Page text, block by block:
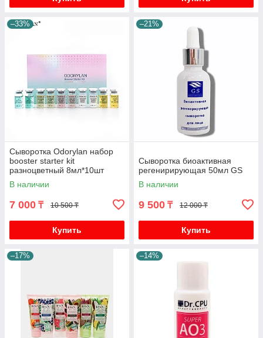
–33%
Сыворотка Odorylan набор
booster starter kit
разноцветный 8мл*10шт
В наличии
7 000 ₸ 10 500 ₸
Купить
–21%
Сыворотка биоактивная
регенирирующая 50мл GS
В наличии
9 500 ₸ 12 000 ₸
Купить
–17% –14%